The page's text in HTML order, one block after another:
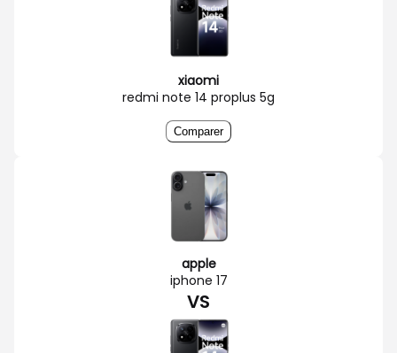
xiaomi
redmi note 14 proplus 5g
Comparer
apple
iphone 17
VS